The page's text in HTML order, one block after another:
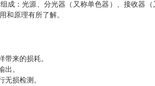
成：光源、分光器（又称单色器）、接收器
和原理有所了解。
带来的损耗。
出。
无损检测。